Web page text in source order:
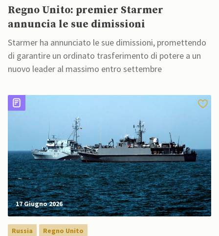
Regno Unito: premier Starmer
annuncia le sue dimissioni
Starmer ha annunciato le sue dimissioni, promettendo
di garantire un ordinato trasferimento di potere a un
nuovo leader al massimo entro settembre
17 Giugno 2026
Russia Regno Unito